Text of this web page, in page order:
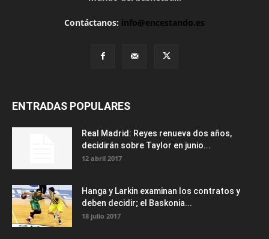
Contáctanos: info@encestando.es
ENTRADAS POPULARES
Real Madrid: Reyes renueva dos años,
decidirán sobre Taylor en junio...
12 abril 2017
Hanga y Larkin examinan los contratos y
deben decidir; el Baskonia...
18 julio 2017